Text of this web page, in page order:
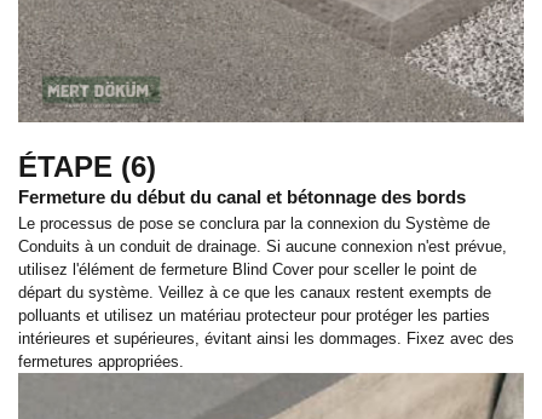
ÉTAPE (6)
Fermeture du début du canal et bétonnage des bords
Le processus de pose se conclura par la connexion du Système de
Conduits à un conduit de drainage. Si aucune connexion n'est prévue,
utilisez l'élément de fermeture Blind Cover pour sceller le point de
départ du système. Veillez à ce que les canaux restent exempts de
polluants et utilisez un matériau protecteur pour protéger les parties
intérieures et supérieures, évitant ainsi les dommages. Fixez avec des
fermetures appropriées.